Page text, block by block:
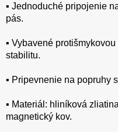
▪️ Jednoduché pripojenie
pás.
▪️ Vybavené
stabilitu.
▪️ Pripevnenie na popruhy
▪️ Materiál: hliníková
magnetický kov.